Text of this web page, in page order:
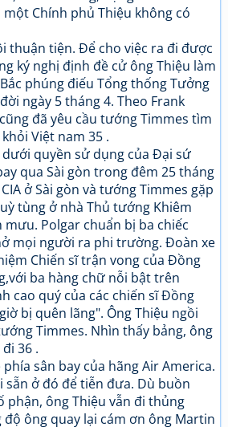
Chính phủ Thiệu không có
thuận tiện. Để cho việc ra đi được
ký nghị định đề cử ông Thiệu làm
phúng điếu Tổng thống Tưởng
ngày 5 tháng 4. Theo Frank
đã yêu cầu tướng Timmes tìm
Việt nam 35 .
dưới quyền sử dụng của Đại sứ
qua Sài gòn trong đêm 25 tháng
ở Sài gòn và tướng Timmes gặp
tùng ở nhà Thủ tướng Khiêm
Polgar chuẩn bị ba chiếc
mọi người ra phi trường. Đoàn xe
Chiến sĩ trận vong của Đồng
ba hàng chữ nỗi bật trên
cao quý của các chiến sĩ Đồng
bị quên lãng". Ông Thiệu ngồi
Timmes. Nhìn thấy bảng, ông
36 .
sân bay của hãng Air America.
ở đó để tiễn đưa. Dù buồn
phận, ông Thiệu vẫn đi thủng
ông quay lại cám ơn ông Martin